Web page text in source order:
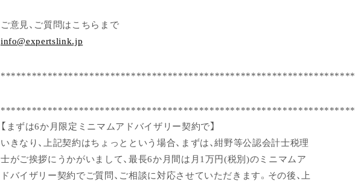
ご意見、ご質問はこちらまで
info@expertslink.jp
********************************************************************
********************************************************************
【まずは6か月限定ミニマムアドバイザリー契約で】
いきなり、上記契約はちょっとという場合、まずは、紺野等公認会計士税理
士がご挨拶にうかがいまして、最長6か月間は月1万円(税別)のミニマムア
ドバイザリー契約でご質問、ご相談に対応させていただきます。その後、上